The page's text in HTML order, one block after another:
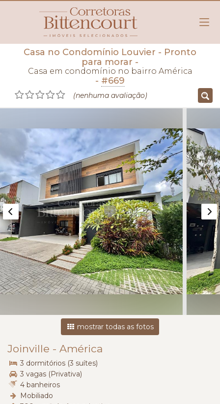
Casa no Condomínio Louvier - Pronto
para morar -
Casa em condomínio no bairro América
- #669
(nenhuma avaliação)
mostrar todas as fotos
Joinville - América
3 dormitórios (3 suítes)
3 vagas (Privativa)
4 banheiros
Mobiliado